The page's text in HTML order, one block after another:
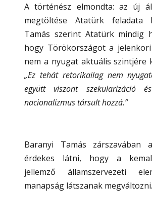
A történész elmondta: az új
megtöltése Atatürk feladata
Tamás szerint Atatürk mindig
hogy Törökországot a jelenkori
nem a nyugat aktuális szintjére
„Ez tehát retorikailag nem
együtt viszont szekularizáció
nacionalizmus társult hozzá.”
Baranyi Tamás zárszavában
érdekes látni, hogy a
jellemző államszervezeti
manapság látszanak megváltozni.